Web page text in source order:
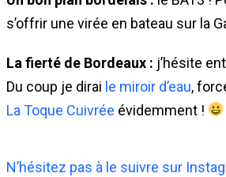
s’offrir une virée en bateau sur la
La fierté de Bordeaux : j’hésite
Du coup je dirai le miroir d’eau,
La Toque Cuivrée évidemment !
N’hésitez pas à le suivre sur